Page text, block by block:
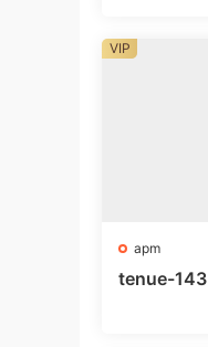
apm
tenue-143
VIP